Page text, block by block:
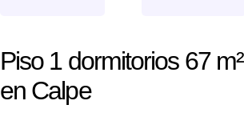
Piso 1 dormitorios 67 m²
en Calpe